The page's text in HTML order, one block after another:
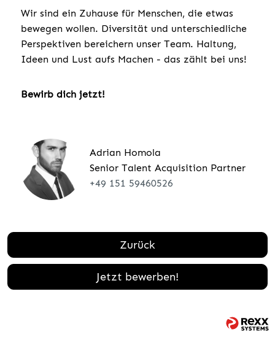
Wir sind ein Zuhause für Menschen, die etwas
bewegen wollen. Diversität und unterschiedliche
Perspektiven bereichern unser Team. Haltung,
Ideen und Lust aufs Machen - das zählt bei uns!
Bewirb dich jetzt!
Adrian Homola
Senior Talent Acquisition Partner
+49 151 59460526
Zurück
Jetzt bewerben!